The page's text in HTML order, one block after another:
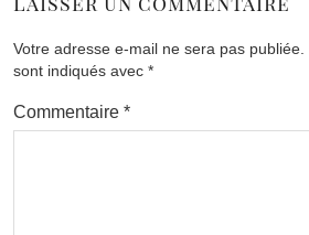
Votre adresse e-mail ne sera pas publiée.
sont indiqués avec *
Commentaire *